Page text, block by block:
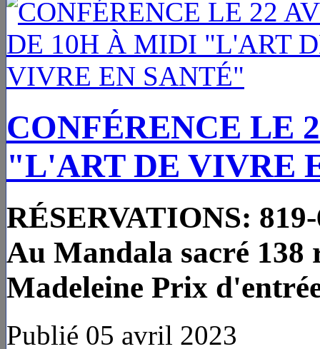
CONFÉRENCE LE
"L'ART DE VIVRE
RÉSERVATIONS:
Au Mandala sacré 138
Madeleine Prix
Publié 05 avril 2023